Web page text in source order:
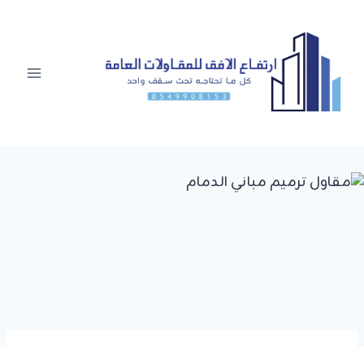
المحتوى